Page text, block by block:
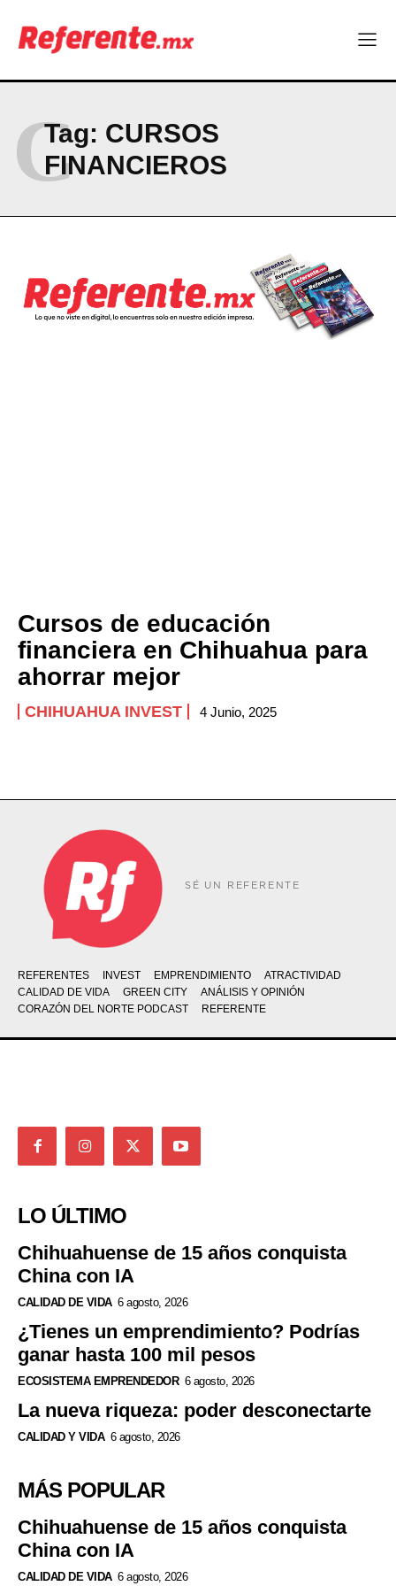
PRIVACY POLICY
NEWSLETTER
Tag: CURSOS
FINANCIEROS
C
Cursos de educación
financiera en Chihuahua para
ahorrar mejor
CHIHUAHUA INVEST 4 Junio, 2025
SÉ UN REFERENTE
REFERENTES INVEST EMPRENDIMIENTO
ATRACTIVIDAD
CALIDAD DE VIDA
GREEN CITY
ANÁLISIS Y OPINIÓN
CORAZÓN DEL NORTE PODCAST
REFERENTE
LO ÚLTIMO
Chihuahuense de 15 años conquista
China con IA
CALIDAD DE VIDA 6 agosto, 2026
¿Tienes un emprendimiento? Podrías
ganar hasta 100 mil pesos
ECOSISTEMA EMPRENDEDOR 6 agosto, 2026
La nueva riqueza: poder desconectarte
CALIDAD Y VIDA 6 agosto, 2026
MÁS POPULAR
Chihuahuense de 15 años conquista
China con IA
CALIDAD DE VIDA 6 agosto, 2026